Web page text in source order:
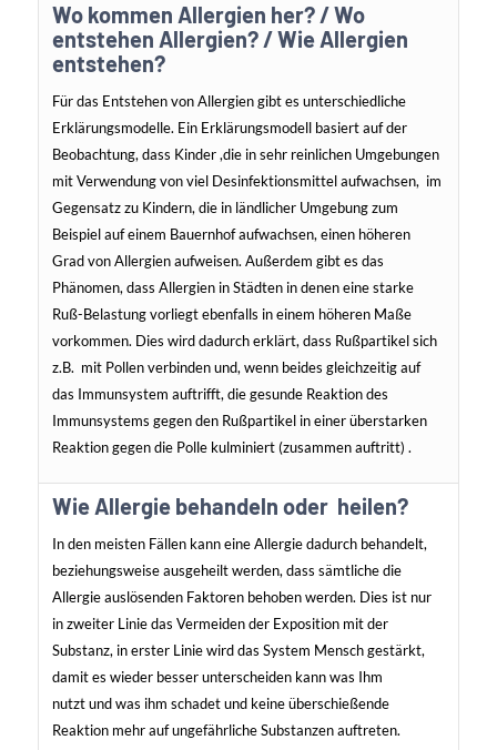
Wo kommen Allergien her? / Wo
entstehen Allergien? / Wie Allergien
entstehen?
Für das Entstehen von Allergien gibt es unterschiedliche
Erklärungsmodelle. Ein Erklärungsmodell basiert auf der
Beobachtung, dass Kinder ,die in sehr reinlichen Umgebungen
mit Verwendung von viel Desinfektionsmittel aufwachsen, im
Gegensatz zu Kindern, die in ländlicher Umgebung zum
Beispiel auf einem Bauernhof aufwachsen, einen höheren
Grad von Allergien aufweisen. Außerdem gibt es das
Phänomen, dass Allergien in Städten in denen eine starke
Ruß-Belastung vorliegt ebenfalls in einem höheren Maße
vorkommen. Dies wird dadurch erklärt, dass Rußpartikel sich
z.B. mit Pollen verbinden und, wenn beides gleichzeitig auf
das Immunsystem auftrifft, die gesunde Reaktion des
Immunsystems gegen den Rußpartikel in einer überstarken
Reaktion gegen die Polle kulminiert (zusammen auftritt) .
Wie Allergie behandeln oder heilen?
In den meisten Fällen kann eine Allergie dadurch behandelt,
beziehungsweise ausgeheilt werden, dass sämtliche die
Allergie auslösenden Faktoren behoben werden. Dies ist nur
in zweiter Linie das Vermeiden der Exposition mit der
Substanz, in erster Linie wird das System Mensch gestärkt,
damit es wieder besser unterscheiden kann was Ihm
nutzt und was ihm schadet und keine überschießende
Reaktion mehr auf ungefährliche Substanzen auftreten.